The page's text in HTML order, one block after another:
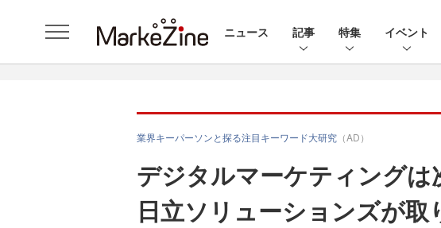
ニュース 記事 特集 イベント
業界キーパーソンと探る注目キーワード大研究 （AD）
デジタルマーケティング
日立ソリューションズが